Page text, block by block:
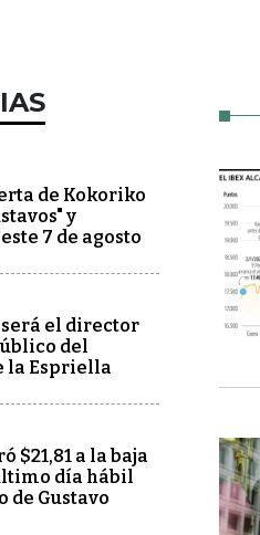
de Kokoriko
y
7 de agosto
será el director
del
la Espriella
$21,81 a la baja
día hábil
de Gustavo